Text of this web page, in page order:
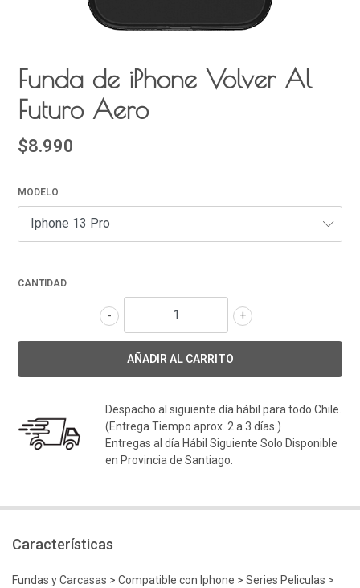
Funda de iPhone Volver Al
Futuro Aero
$8.990
MODELO
CANTIDAD
+
-
Despacho al siguiente día hábil para todo Chile.
(Entrega Tiempo aprox. 2 a 3 días.)
Entregas al día Hábil Siguiente Solo Disponible
en Provincia de Santiago.
Características
Fundas y Carcasas > Compatible con Iphone > Series Peliculas >